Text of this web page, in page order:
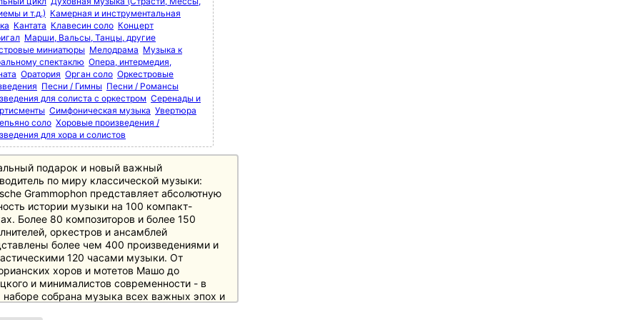
и т.д.) Камерная и инструментальная
Кантата Клавесин соло Концерт
Марши, Вальсы, Танцы, другие
миниатюры Мелодрама Музыка к
спектаклю Опера, интермедия,
Оратория Орган соло Оркестровые
Песни / Гимны Песни / Романсы
для солиста с оркестром Серенады и
Симфоническая музыка Увертюра
соло Хоровые произведения /
для хора и солистов
подарок и новый важный
по миру классической музыки:
Grammophon представляет абсолютную
истории музыки на 100 компакт-
Более 80 композиторов и более 150
оркестров и ансамблей
более чем 400 произведениями и
120 часами музыки. От
хоров и мотетов Машо до
и минималистов современности - в
наборе собрана музыка всех важных эпох и